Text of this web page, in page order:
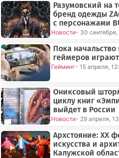
Разумовский на
бренд одежды
с персонажами
Новости- 30
Пока
геймеров
Гейминг- 15 апреля,
Ониксовый
циклу книг
выйдет в России
Новости- 29 апреля,
Архстояние: XX
искусства и
Калужской